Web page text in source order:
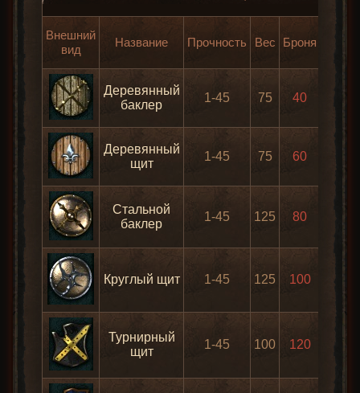
Внешний
вид
Название Прочность Вес Броня
Деревянный
баклер
1-45 75 40
Деревянный
щит
1-45 75 60
Стальной
баклер
1-45 125 80
Круглый щит 1-45 125 100
Турнирный
щит
1-45 100 120